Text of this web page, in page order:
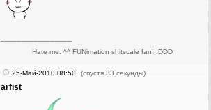
Hate me. ^^ FUNimation shitscale fan! :DDD
25-Май-2010 08:50 (спустя 33 секунды)
arfist